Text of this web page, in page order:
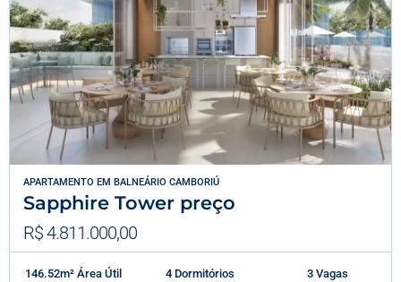
APARTAMENTO EM BALNEÁRIO CAMBORIÚ
Sapphire Tower preço
R$ 4.811.000,00
146.52m² Área Útil 4 Dormitórios 3 Vagas